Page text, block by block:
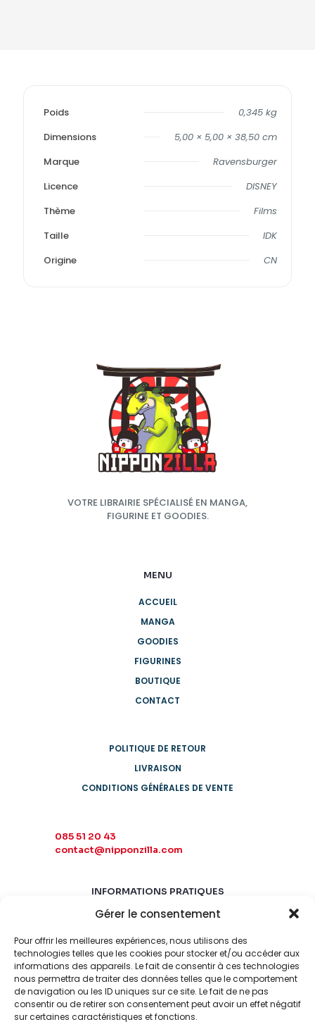
Gérer le consentement
Pour offrir les meilleures expériences, nous utilisons des
technologies telles que les cookies pour stocker et/ou accéder aux
informations des appareils. Le fait de consentir à ces technologies
nous permettra de traiter des données telles que le comportement
de navigation ou les ID uniques sur ce site. Le fait de ne pas
consentir ou de retirer son consentement peut avoir un effet négatif
sur certaines caractéristiques et fonctions.
Poids
0,345 kg
Dimensions
5,00 × 5,00 × 38,50 cm
Marque
Ravensburger
Licence
DISNEY
Thème
Films
Taille
IDK
Origine
CN
VOTRE LIBRAIRIE SPÉCIALISÉ EN MANGA,
FIGURINE ET GOODIES.
MENU
ACCUEIL
MANGA
GOODIES
FIGURINES
BOUTIQUE
CONTACT
POLITIQUE DE RETOUR
LIVRAISON
CONDITIONS GÉNÉRALES DE VENTE
085 51 20 43
contact@nipponzilla.com
INFORMATIONS PRATIQUES
MARDI-SAMEDI
LUNDI-DIMANCHE
FERMÉ